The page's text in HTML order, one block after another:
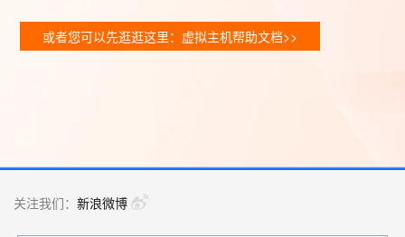
或者您可以先逛逛这里：虚拟主机帮助文档>>